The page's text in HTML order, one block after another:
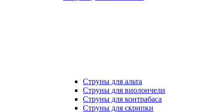
Струны для альта
Струны для виолончели
Струны для контрабаса
Струны для скрипки